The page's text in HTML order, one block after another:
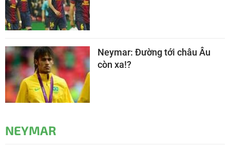
Neymar: Đường tới châu Âu
còn xa!?
NEYMAR